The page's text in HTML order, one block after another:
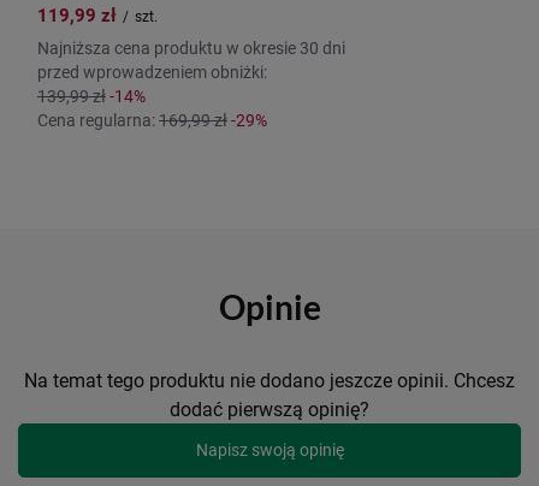
119,99 zł / szt.
Najniższa cena produktu w okresie 30 dni
przed wprowadzeniem obniżki:
139,99 zł-14%
Cena regularna:169,99 zł-29%
Opinie
Na temat tego produktu nie dodano jeszcze opinii. Chcesz
dodać pierwszą opinię?
Napisz swoją opinię